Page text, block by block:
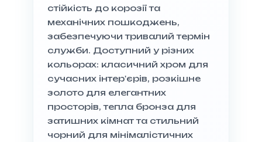
стійкість до корозії та
механічних пошкоджень,
забезпечуючи тривалий термін
служби. Доступний у різних
кольорах: класичний хром для
сучасних інтер'єрів, розкішне
золото для елегантних
просторів, тепла бронза для
затишних кімнат та стильний
чорний для мінімалістичних